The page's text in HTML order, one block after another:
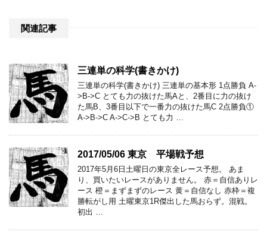
関連記事
三連単の科学(書きかけ)
三連単の科学(書きかけ) 三連単の基本形 1点勝負 A-
>B->C とても力の抜けた馬Aと、2番目に力の抜け
た馬B、3番目以下で一番力の抜けた馬C 2点勝負①
A->B->C A->C->B とても力 …
2017/05/06 東京 平場戦予想
2017年5月6日土曜日の東京全レース予想。 あま
り、買いたいレースがありません。 赤＝自信ありレ
ース 橙＝まずまずのレース 黄＝自信なし 赤枠＝複
勝転がし用 土曜東京1R傑出した馬おらず。混戦。
初出 …